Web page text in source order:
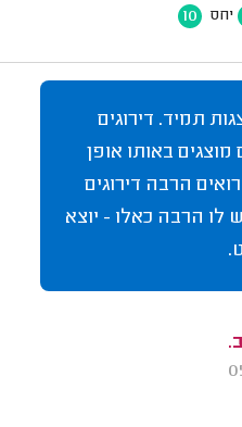
יחס 10
תמיד. דירוגים
מוצגים באותו אופן
הרבה דירוגים
לו הרבה כאלו - יוצא